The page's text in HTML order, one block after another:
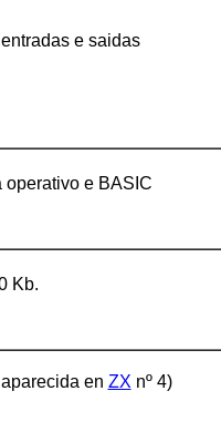
e saidas
operativo e BASIC
Kb.
en ZX nº 4)